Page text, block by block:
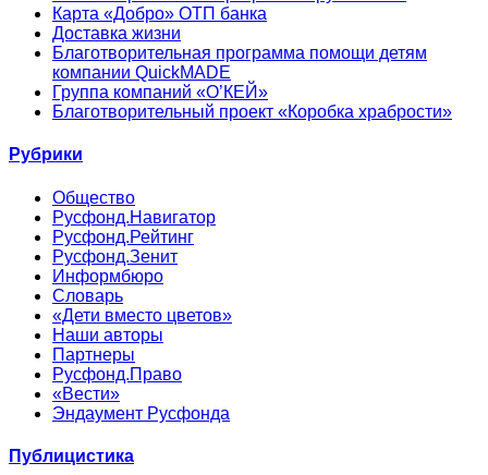
Карта «Добро» ОТП банка
Доставка жизни
Благотворительная программа помощи детям
компании QuickMADE
Группа компаний «О’КЕЙ»
Благотворительный проект «Коробка храбрости»
Рубрики
Общество
Русфонд.Навигатор
Русфонд.Рейтинг
Русфонд.Зенит
Информбюро
Словарь
«Дети вместо цветов»
Наши авторы
Партнеры
Русфонд.Право
«Вести»
Эндаумент Русфонда
Публицистика